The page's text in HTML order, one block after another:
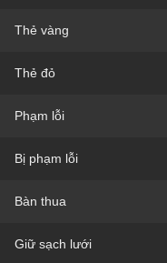
Thẻ vàng
Thẻ đỏ
Phạm lỗi
Bị phạm lỗi
Bàn thua
Giữ sạch lưới